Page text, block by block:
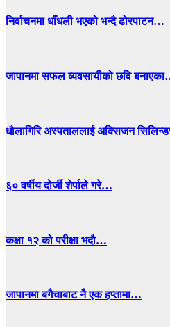
निर्वाचनमा धाँधली भएको भन्दै ढोरपाटन…
जापानमा सफल व्यवसायीको छवि
धाैलागिरि अस्पताललाई अक्सिजन
६० वर्षीय दोर्जी शेर्पाले गरे…
कक्षा १२ को परीक्षा भदौ…
जापानमा बगैचाबाट नै एक हप्तामा…